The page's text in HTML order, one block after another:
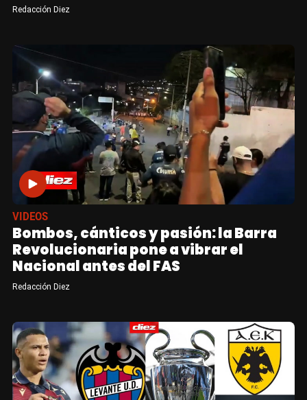
Redacción Diez
VIDEOS
Bombos, cánticos y pasión: la Barra
Revolucionaria pone a vibrar el
Nacional antes del FAS
Redacción Diez